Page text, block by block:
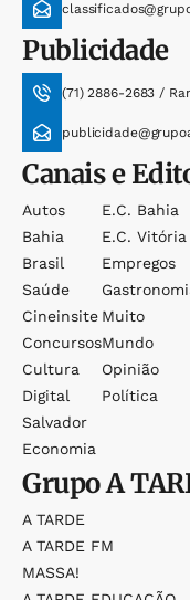
Publicidade
(71) 2886-2683 /
Canais e
Autos
Bahia
Brasil
Saúde
Cineinsite
Concursos
Cultura
Digital
Salvador
Economia
E.c. Bahia
E.c. Vitória
Empregos
Muito
Mundo
Opinião
Política
GrupoA
A TARDE
A TARDE FM
MASSA!